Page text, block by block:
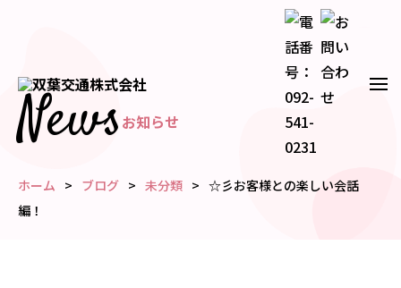
News お知らせ
ホーム ブログ 未分類
☆彡お客様との楽しい会話
編！